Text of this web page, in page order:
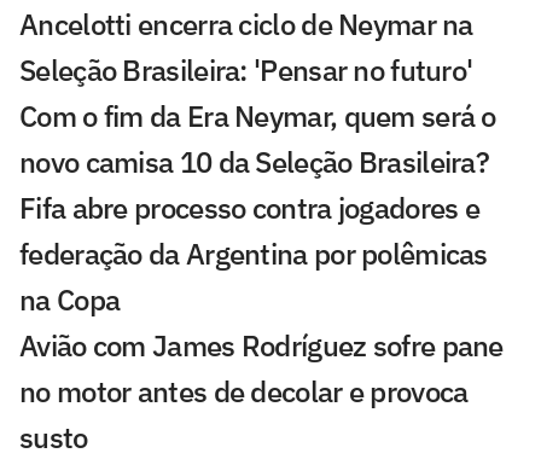
Ancelotti encerra ciclo de Neymar na
Seleção Brasileira: 'Pensar no futuro'
Com o fim da Era Neymar, quem será o
novo camisa 10 da Seleção Brasileira?
Fifa abre processo contra jogadores e
federação da Argentina por polêmicas
na Copa
Avião com James Rodríguez sofre pane
no motor antes de decolar e provoca
susto